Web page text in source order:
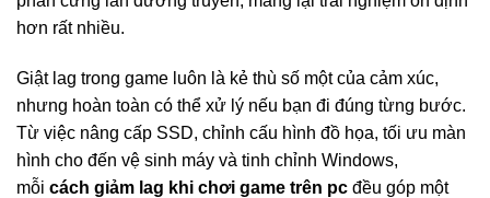
hơn rất nhiều.
Giật lag trong game luôn là kẻ thù số một của cảm xúc,
nhưng hoàn toàn có thể xử lý nếu bạn đi đúng từng bước.
Từ việc nâng cấp SSD, chỉnh cấu hình đồ họa, tối ưu màn
hình cho đến vệ sinh máy và tinh chỉnh Windows,
mỗi cách giảm lag khi chơi game trên pc đều góp một